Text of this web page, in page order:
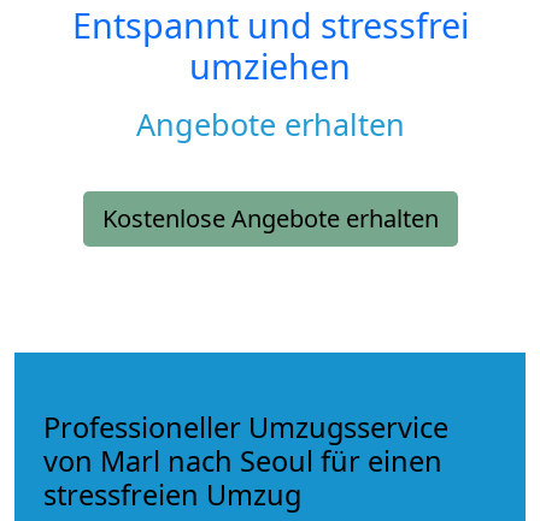
Entspannt und stressfrei
umziehen
Angebote erhalten
Kostenlose Angebote erhalten
Professioneller Umzugsservice
von Marl nach Seoul für einen
stressfreien Umzug